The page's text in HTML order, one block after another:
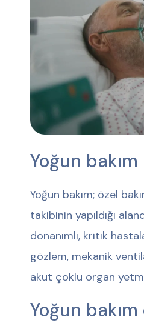
Yoğun
Yoğun bakım; özel
takibinin yapıldığı
donanımlı, kritik
gözlem, mekanik
akut çoklu organ
Yoğun